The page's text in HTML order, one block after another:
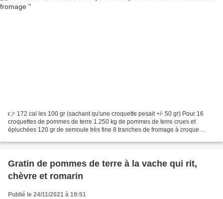
👉 172 cal les 100 gr (sachant qu'une croquette pesait +/- 50 gr) Pour 16
croquettes de pommes de terre 1.250 kg de pommes de terre crues et
épluchées 120 gr de semoule très fine 8 tranches de fromage à croque
Gratin de pommes de terre à la vache qui rit,
chèvre et romarin
Publié le 24/11/2021 à 19:51